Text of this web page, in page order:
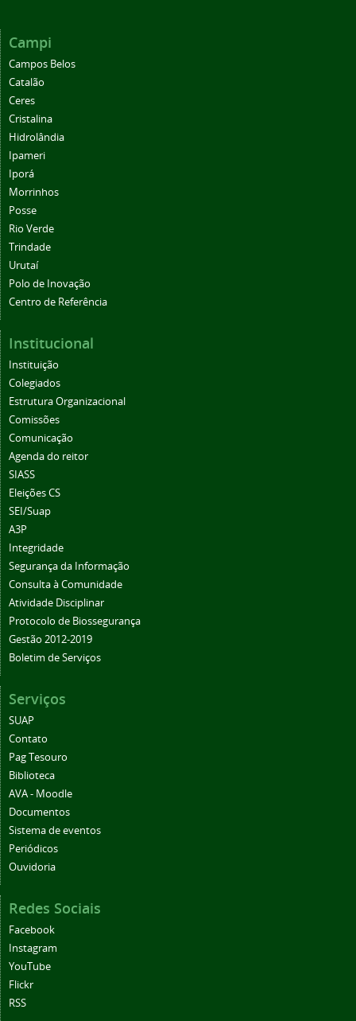
Campi
Campos Belos
Catalão
Ceres
Cristalina
Hidrolândia
Ipameri
Iporá
Morrinhos
Posse
Rio Verde
Trindade
Urutaí
Polo de Inovação
Centro de Referência
Institucional
Instituição
Colegiados
Estrutura Organizacional
Comissões
Comunicação
Agenda do reitor
SIASS
Eleições CS
SEI/Suap
A3P
Integridade
Segurança da Informação
Consulta à Comunidade
Atividade Disciplinar
Protocolo de Biossegurança
Gestão 2012-2019
Boletim de Serviços
Serviços
SUAP
Contato
Pag Tesouro
Biblioteca
AVA - Moodle
Documentos
Sistema de eventos
Periódicos
Ouvidoria
Redes Sociais
Facebook
Instagram
YouTube
Flickr
RSS